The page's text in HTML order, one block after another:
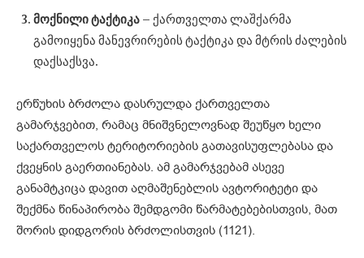
მოქნილიტაქტიკა – ქართველთა ლაშქარმა
გამოიყენა მანევრირების ტაქტიკა და მტრის ძალების
დაქსაქსვა.
ერწუხის ბრძოლა დასრულდა ქართველთა
გამარჯვებით, რამაც მნიშვნელოვნად შეუწყო ხელი
საქართველოს ტერიტორიების გათავისუფლებასა და
ქვეყნის გაერთიანებას. ამ გამარჯვებამ ასევე
განამტკიცა დავით აღმაშენებლის ავტორიტეტი და
შექმნა წინაპირობა შემდგომი წარმატებებისთვის, მათ
შორის დიდგორის ბრძოლისთვის (1121).